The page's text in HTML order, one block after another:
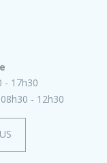
- 17h30
08h30 - 12h30